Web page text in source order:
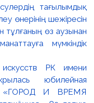
тағылымдық
өнерінің шежіресін
тұлғаның өз аузынан
мүмкіндік